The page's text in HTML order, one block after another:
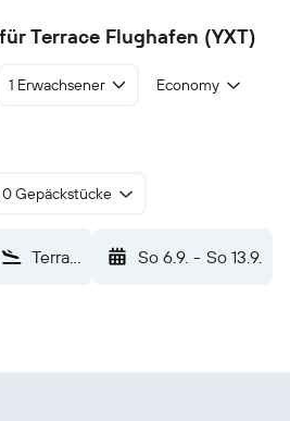
Terrace Flughafen (YXT)
1 Erwachsener
Economy
0 Gepäckstücke
Terrace (YXT) So 6.9. - So 13.9.